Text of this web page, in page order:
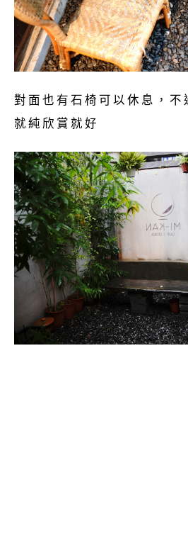
對面也有石椅可以休息，不
就純欣賞就好